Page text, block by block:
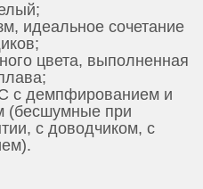
идеальное сочетание
цвета, выполненная
с демпфированием и
(бесшумные при
с доводчиком, с